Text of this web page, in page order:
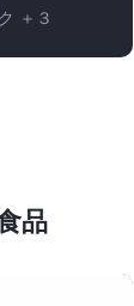
＋３
品